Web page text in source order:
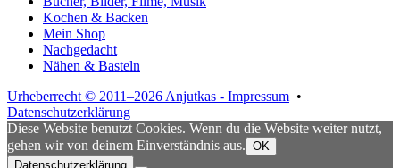
Kochen & Backen
Mein Shop
Nachgedacht
Nähen & Basteln
Urheberrecht © 2011–2026 Anjutkas - Impressum •
Datenschutzerklärung
Diese Website benutzt Cookies. Wenn du die Website weiter nutzt,
gehen wir von deinem Einverständnis aus. OK
Datenschutzerklärung